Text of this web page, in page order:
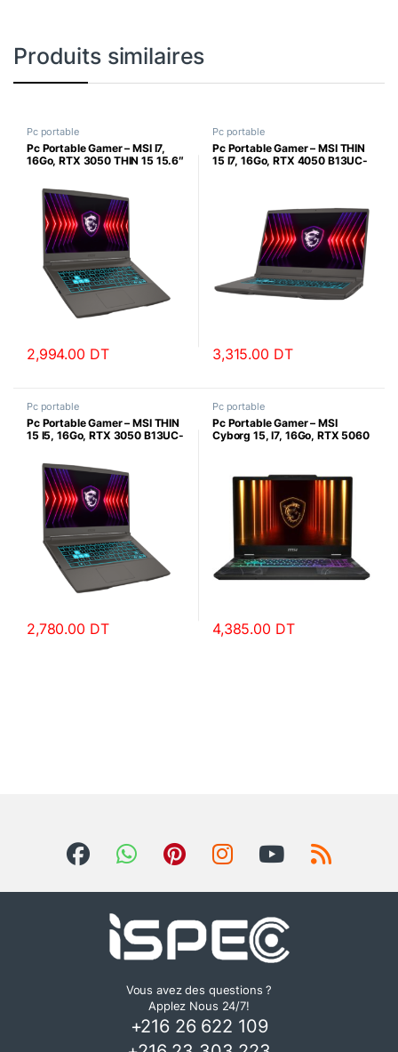
Produits similaires
Pc portable
Pc Portable Gamer – MSI I7,
16Go, RTX 3050 THIN 15 15.6″
2,994.00 DT
Pc portable
Pc Portable Gamer – MSI THIN
15 I7, 16Go, RTX 4050 B13UC-
3,315.00 DT
Pc portable
Pc Portable Gamer – MSI THIN
15 I5, 16Go, RTX 3050 B13UC-
2,780.00 DT
Pc portable
Pc Portable Gamer – MSI
Cyborg 15, I7, 16Go, RTX 5060
4,385.00 DT
Vous avez des questions ?
Applez Nous 24/7!
+216 26 622 109